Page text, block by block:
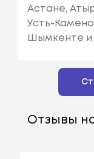
Астане,
Усть-
Шымкенте и
Отзывы